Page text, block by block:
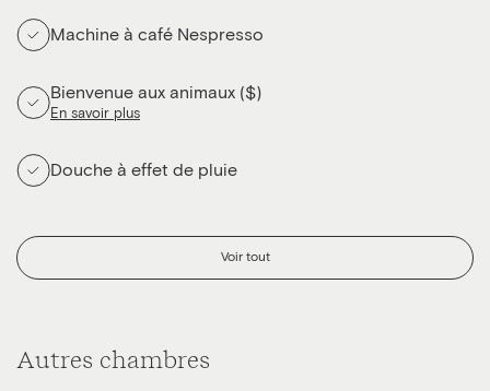
Machine à café Nespresso
Bienvenue aux animaux ($)
En savoir plus
Douche à effet de pluie
Voir tout
Autres chambres